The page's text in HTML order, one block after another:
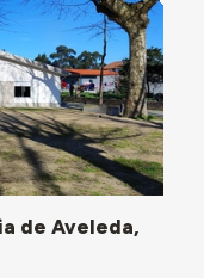
de Aveleda,